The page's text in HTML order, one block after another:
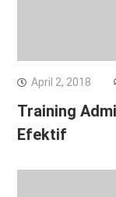
April 2, 2018
Training
Efektif